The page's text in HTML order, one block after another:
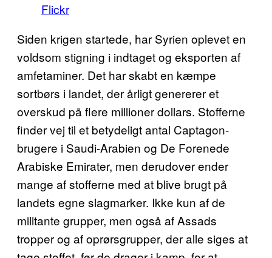
Flickr
Siden krigen startede, har Syrien oplevet en
voldsom stigning i indtaget og eksporten af
amfetaminer. Det har skabt en kæmpe
sortbørs i landet, der årligt genererer et
overskud på flere millioner dollars. Stofferne
finder vej til et betydeligt antal Captagon-
brugere i Saudi-Arabien og De Forenede
Arabiske Emirater, men derudover ender
mange af stofferne med at blive brugt på
landets egne slagmarker. Ikke kun af de
militante grupper, men også af Assads
tropper og af oprørsgrupper, der alle siges at